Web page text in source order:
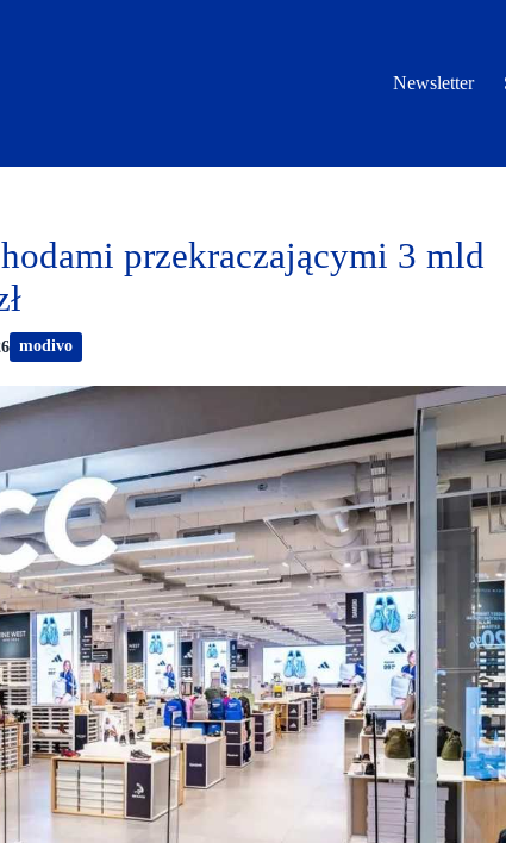
Newsletter
przekraczającymi 3 mld
modivo